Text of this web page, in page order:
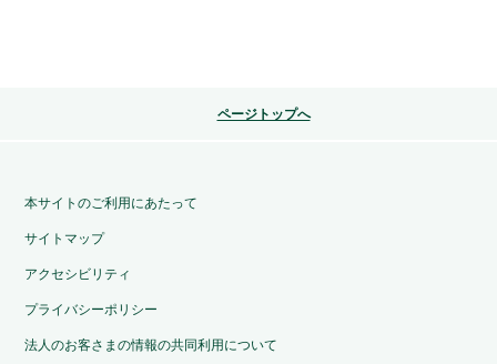
ページトップへ
本サイトのご利用にあたって
サイトマップ
アクセシビリティ
プライバシーポリシー
法人のお客さまの情報の共同利用について